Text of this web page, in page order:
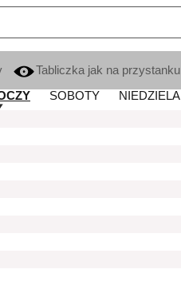
Tabliczka jak na przystanku
SOBOTY
NIEDZIELA